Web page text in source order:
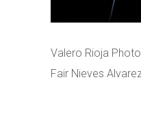
Valero Rioja
Fair Nieves